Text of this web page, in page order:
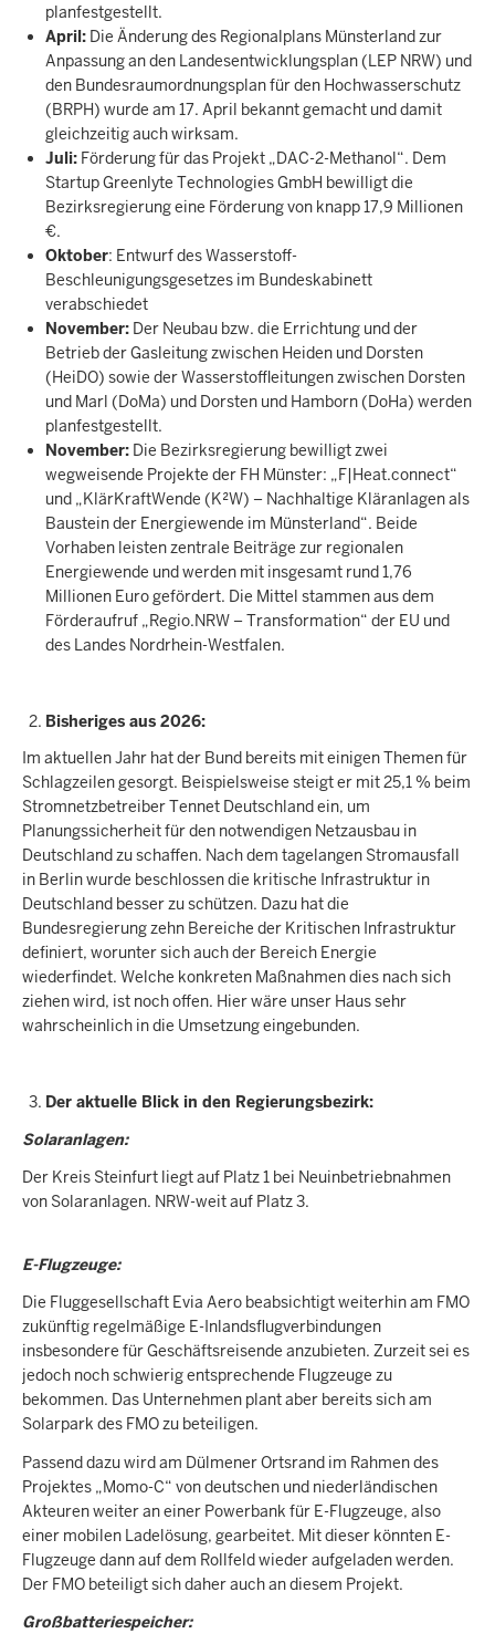
planfestgestellt.
April: Die Änderung des Regionalplans Münsterland zur
Anpassung an den Landesentwicklungsplan (LEP NRW) und
den Bundesraumordnungsplan für den Hochwasserschutz
(BRPH) wurde am 17. April bekannt gemacht und damit
gleichzeitig auch wirksam.
Juli: Förderung für das Projekt „DAC-2-Methanol“. Dem
Startup Greenlyte Technologies GmbH bewilligt die
Bezirksregierung eine Förderung von knapp 17,9 Millionen
€.
Oktober: Entwurf des Wasserstoff-
Beschleunigungsgesetzes im Bundeskabinett
verabschiedet
November: Der Neubau bzw. die Errichtung und der
Betrieb der Gasleitung zwischen Heiden und Dorsten
(HeiDO) sowie der Wasserstoffleitungen zwischen Dorsten
und Marl (DoMa) und Dorsten und Hamborn (DoHa) werden
planfestgestellt.
November: Die Bezirksregierung bewilligt zwei
wegweisende Projekte der FH Münster: „F|Heat.connect“
und „KlärKraftWende (K²W) – Nachhaltige Kläranlagen als
Baustein der Energiewende im Münsterland“. Beide
Vorhaben leisten zentrale Beiträge zur regionalen
Energiewende und werden mit insgesamt rund 1,76
Millionen Euro gefördert. Die Mittel stammen aus dem
Förderaufruf „Regio.NRW – Transformation“ der EU und
des Landes Nordrhein-Westfalen.
Bisheriges aus 2026:
Im aktuellen Jahr hat der Bund bereits mit einigen Themen für
Schlagzeilen gesorgt. Beispielsweise steigt er mit 25,1 % beim
Stromnetzbetreiber Tennet Deutschland ein, um
Planungssicherheit für den notwendigen Netzausbau in
Deutschland zu schaffen. Nach dem tagelangen Stromausfall
in Berlin wurde beschlossen die kritische Infrastruktur in
Deutschland besser zu schützen. Dazu hat die
Bundesregierung zehn Bereiche der Kritischen Infrastruktur
definiert, worunter sich auch der Bereich Energie
wiederfindet. Welche konkreten Maßnahmen dies nach sich
ziehen wird, ist noch offen. Hier wäre unser Haus sehr
wahrscheinlich in die Umsetzung eingebunden.
Der aktuelle Blick in den Regierungsbezirk:
Solaranlagen:
Der Kreis Steinfurt liegt auf Platz 1 bei Neuinbetriebnahmen
von Solaranlagen. NRW-weit auf Platz 3.
E-Flugzeuge:
Die Fluggesellschaft Evia Aero beabsichtigt weiterhin am FMO
zukünftig regelmäßige E-Inlandsflugverbindungen
insbesondere für Geschäftsreisende anzubieten. Zurzeit sei es
jedoch noch schwierig entsprechende Flugzeuge zu
bekommen. Das Unternehmen plant aber bereits sich am
Solarpark des FMO zu beteiligen.
Passend dazu wird am Dülmener Ortsrand im Rahmen des
Projektes „Momo-C“ von deutschen und niederländischen
Akteuren weiter an einer Powerbank für E-Flugzeuge, also
einer mobilen Ladelösung, gearbeitet. Mit dieser könnten E-
Flugzeuge dann auf dem Rollfeld wieder aufgeladen werden.
Der FMO beteiligt sich daher auch an diesem Projekt.
Großbatteriespeicher: